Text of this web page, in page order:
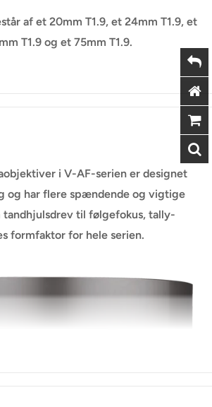
af et 20mm T1.9, et 24mm T1.9, et
T1.9 og et 75mm T1.9.
i V-AF-serien er designet
og har flere spændende og vigtige
tandhjulsdrev til følgefokus, tally-
formfaktor for hele serien.